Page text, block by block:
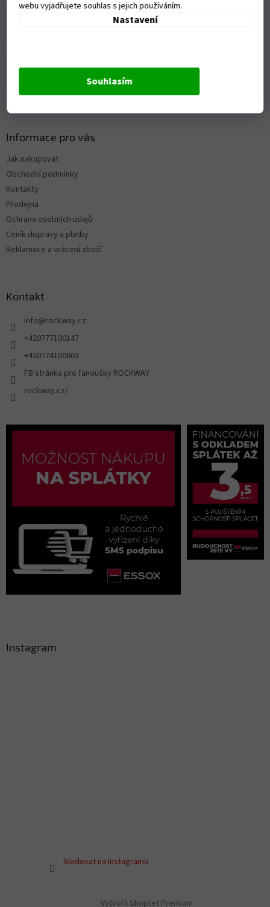
webu vyjadřujete souhlas s jejich používáním.
Nastavení
Souhlasím
Informace pro vás
Jak nakupovat
Obchodní podmínky
Kontakty
Prodejna
Ochrana osobních údajů
Ceník dopravy a platby
Reklamace a vrácení zboží
Kontakt
info@rockway.cz
+420777100147
+420774100603
FB stránka pro fanoušky ROCKWAY
rockway.cz/
Instagram
Sledovat na Instagramu
Vytvořil Shoptet Premium